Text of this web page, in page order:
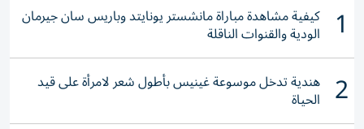
1 كيفية مشاهدة مباراة مانشستر يونايتد وباريس سان جيرمان
الودية والقنوات الناقلة
2 هندية تدخل موسوعة غينيس بأطول شعر لامرأة على قيد
الحياة